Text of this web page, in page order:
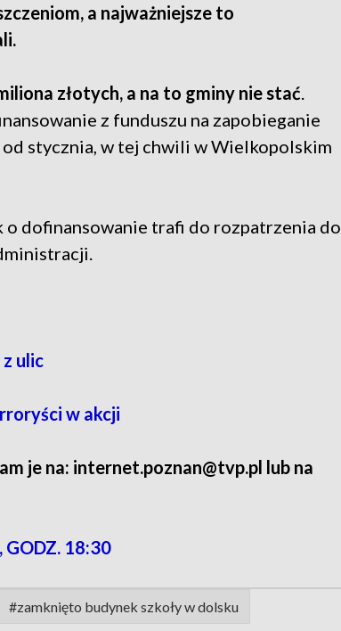
a najważniejsze to
złotych, a na to gminy nie stać
z funduszu na zapobieganie
stycznia, w tej chwili w Wielkopolskim
dofinansowanie trafi do rozpatrzenia do
ulic
w akcji
je na: internet.poznan@tvp.pl lub na
GODZ. 18:30
#zamknięto budynek szkoły w dolsku